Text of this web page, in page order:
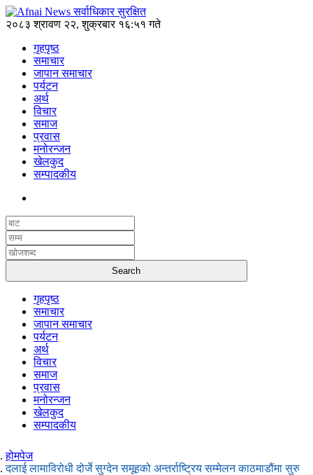
२०८३ श्रावण २२, शुक्रबार १६:५१ गते
गृहपृष्ठ
समाचार
जापान समाचार
पर्यटन
अर्थ
विचार
समाज
प्रवास
मनोरन्जन
खेलकुद
सम्पादकीय
गृहपृष्ठ
समाचार
जापान समाचार
पर्यटन
अर्थ
विचार
समाज
प्रवास
मनोरन्जन
खेलकुद
सम्पादकीय
होमपेज
दलाई लामाविरोधी दोर्जे सुग्देन समूहको अन्तर्राष्ट्रिय सम्मेलन काठमाडौंमा सुरु